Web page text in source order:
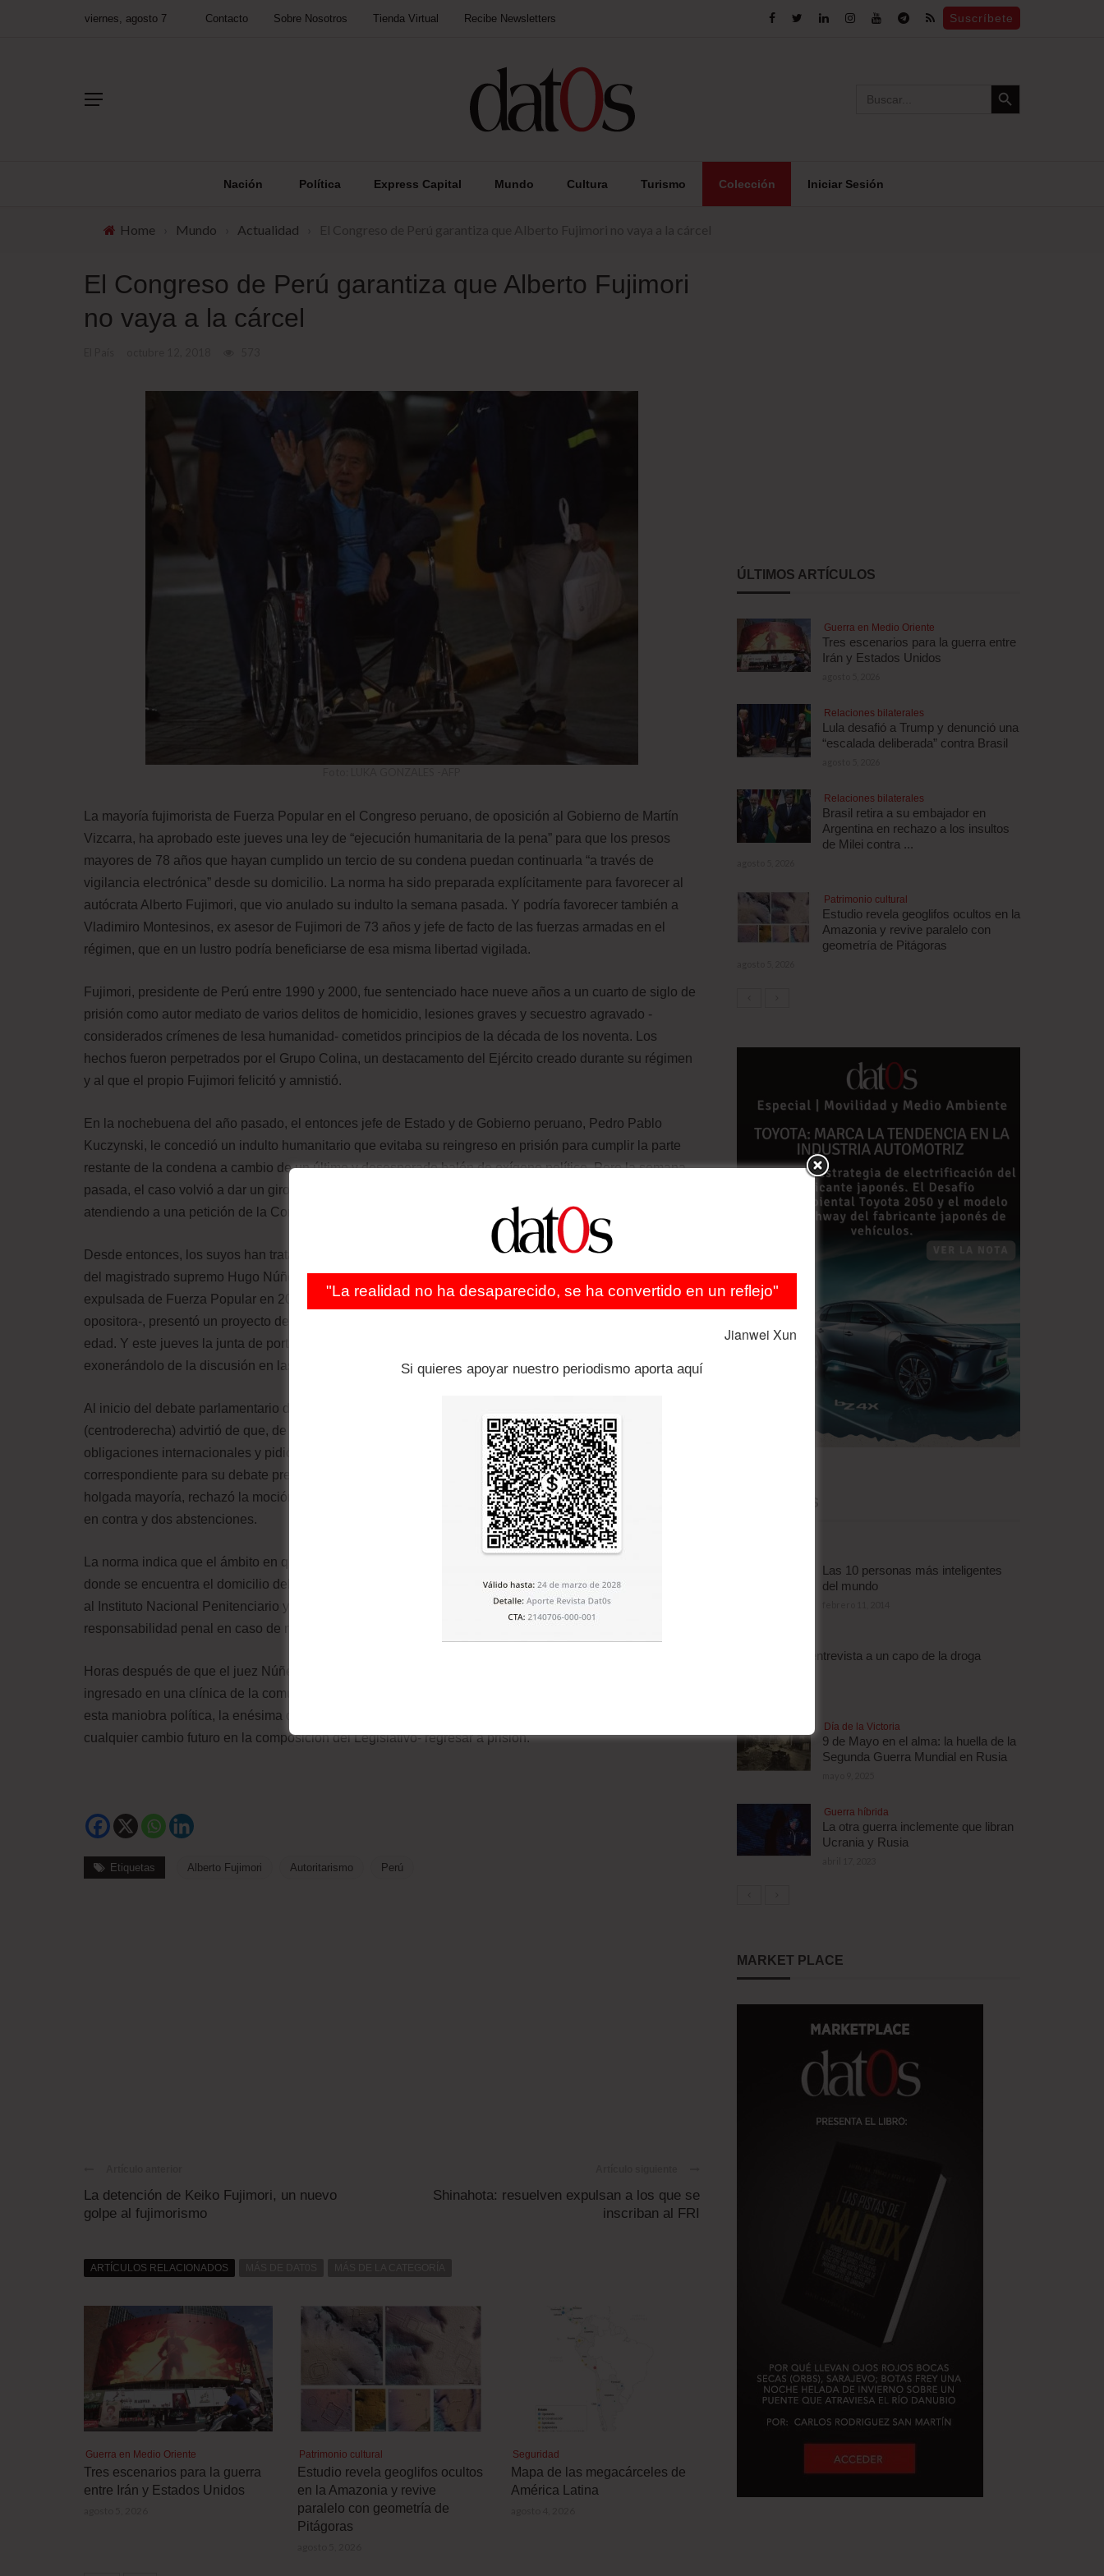
viernes, agosto 7 Contacto Sobre Nosotros Tienda Virtual Recibe Newsletters Suscríbete
for:
Search Button
Nación Política Express Capital Mundo Cultura Turismo Colección Iniciar Sesión
Home Mundo Actualidad
El Congreso de Perú garantiza que Alberto Fujimori
no vaya a la cárcel
La mayoría fujimorista de Fuerza Popular en el Congreso peruano, de oposición al Gobierno de Martín
Vizcarra, ha aprobado este jueves una ley de “ejecución humanitaria de la pena” para que los presos
mayores de 78 años que hayan cumplido un tercio de su condena puedan continuarla “a través de
vigilancia electrónica” desde su domicilio. La norma ha sido preparada explícitamente para favorecer al
autócrata Alberto Fujimori, que vio anulado su indulto la semana pasada. Y podría favorecer también a
Vladimiro Montesinos, ex asesor de Fujimori de 73 años y jefe de facto de las fuerzas armadas en el
régimen, que en un lustro podría beneficiarse de esa misma libertad vigilada.
Fujimori, presidente de Perú entre 1990 y 2000, fue sentenciado hace nueve años a un cuarto de siglo de
prisión como autor mediato de varios delitos de homicidio, lesiones graves y secuestro agravado -
considerados crímenes de lesa humanidad- cometidos principios de la década de los noventa. Los
hechos fueron perpetrados por el Grupo Colina, un destacamento del Ejército creado durante su régimen
y al que el propio Fujimori felicitó y amnistió.
En la nochebuena del año pasado, el entonces jefe de Estado y de Gobierno peruano, Pedro Pablo
Kuczynski, le concedió un indulto humanitario que evitaba su reingreso en prisión para cumplir la parte
restante de la condena a cambio de un último y desesperado balón de oxígeno político. Pero la semana
pasada, el caso volvió a dar un giro de 180 grados con la anulación judicial de la medida de gracia
atendiendo a una petición de la Corte Interamericana de Derechos Humanos.
Desde entonces, los suyos han tratado de buscar el ángulo legal para evitar el cumplimiento de la orden
del magistrado supremo Hugo Núñez Sulca. El martes, la congresista fujimorista Yeni Vilcatoma -
expulsada de Fuerza Popular en 2016, pero que vota en el mismo sentido que el resto de la bancada
opositora-, presentó un proyecto de ley de “ejecución humanitaria de la pena” para presos de la tercera
edad. Y este jueves la junta de portavoces decidió someter el proyecto de ley a la votación del pleno,
exonerándolo de la discusión en las comisiones parlamentarias.
Al inicio del debate parlamentario de la ley, el diputado de Acción Popular Yohny Lescano
(centroderecha) advirtió de que, de aprobarse, el texto llevaría al Estado peruano a incumplir sus
obligaciones internacionales y pidió que la iniciativa legislativa fuera remitida a la comisión
correspondiente para su debate preliminar. Pero el fujimorismo, arrasando como suele hacer con su
holgada mayoría, rechazó la moción y aprobó en menos de media hora la norma con 55 votos a favor, 30
en contra y dos abstenciones.
La norma indica que el ámbito en que el condenado puede desplazarse queda circunscrito “a la provincia
donde se encuentra el domicilio del penado”. Si quisiera salir de ella, deberá comunicarlo 48 horas antes
al Instituto Nacional Penitenciario y acreditar a una persona que garantice su retorno, asumiendo
responsabilidad penal en caso de no cumplir este precepto.
Horas después de que el juez Núñez Sulca ordenase el regreso de Fujimori a la cárcel, el autócrata fue
ingresado en una clínica de la comunidad peruano-japonesa en la que permanece desde entonces. Con
esta maniobra política, la enésima del fujimorismo, evitará -al menos de momento, siempre al albur de
cualquier cambio futuro en la composición del Legislativo- regresar a prisión.
Etiquetas Alberto Fujimori Autoritarismo Perú
La detención de Keiko Fujimori, un nuevo
golpe al fujimorismo
Shinahota: resuelven expulsan a los que se
inscriban al FRI
ARTÍCULOS RELACIONADOS
Guerra en Medio Oriente
Tres escenarios para la guerra
entre Irán y Estados Unidos
Patrimonio cultural
Estudio revela geoglifos ocultos
en la Amazonia y revive
paralelo con geometría de
Pitágoras
Seguridad
Mapa de las megacárceles de
América Latina
ÚLTIMOS ARTÍCULOS
Guerra en Medio Oriente
Tres escenarios para la guerra entre
Irán y Estados Unidos
Relaciones bilaterales
Lula desafió a Trump y denunció una
“escalada deliberada” contra Brasil
Relaciones bilaterales
Brasil retira a su embajador en
Argentina en rechazo a los insultos
de Milei contra ...
Patrimonio cultural
Estudio revela geoglifos ocultos en la
Amazonia y revive paralelo con
geometría de Pitágoras
Las 10 personas más inteligentes
del mundo
Escalofriante entrevista a un capo de la droga
Día de la Victoria
9 de Mayo en el alma: la huella de la
Segunda Guerra Mundial en Rusia
Guerra híbrida
La otra guerra inclemente que libran
Ucrania y Rusia
MARKET PLACE
"La realidad no ha desaparecido, se ha convertido en un reflejo"
Jianwei Xun
Si quieres apoyar nuestro periodismo aporta aquí